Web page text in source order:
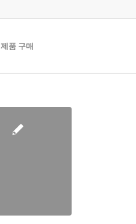
제품 구매